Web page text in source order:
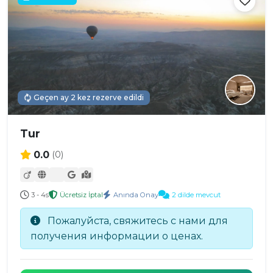
Geçen ay 2 kez rezerve edildi
Tur
0.0 (0)
3 - 4s Ücretsiz İptal Anında Onay 2 dilde mevcut
Пожалуйста, свяжитесь с нами для
получения информации о ценах.